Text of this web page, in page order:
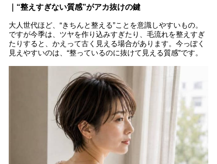
｜“整えすぎない質感”がアカ抜けの鍵
大人世代ほど、“きちんと整える”ことを意識しやすいもの。
ですが今季は、ツヤを作り込みすぎたり、毛流れを整えすぎ
たりすると、かえって古く見える場合があります。今っぽく
見えやすいのは、“整っているのに抜けて見える質感”です。